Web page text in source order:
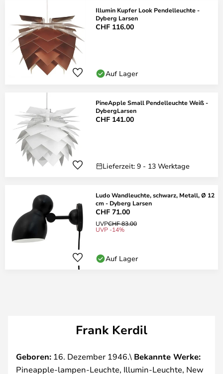
Illumin Kupfer Look Pendelleuchte -
Dyberg Larsen
CHF 116.00
Auf Lager
PineApple Small Pendelleuchte Weiß -
DybergLarsen
CHF 141.00
Lieferzeit: 9 - 13 Werktage
Ludo Wandleuchte, schwarz, Metall, Ø 12
cm - Dyberg Larsen
CHF 71.00
UVPCHF 83.00
UVP -14%
Auf Lager
Frank Kerdil
Geboren: 16. Dezember 1946.\ Bekannte Werke:
Pineapple-lampen-Leuchte, Illumin-Leuchte, New